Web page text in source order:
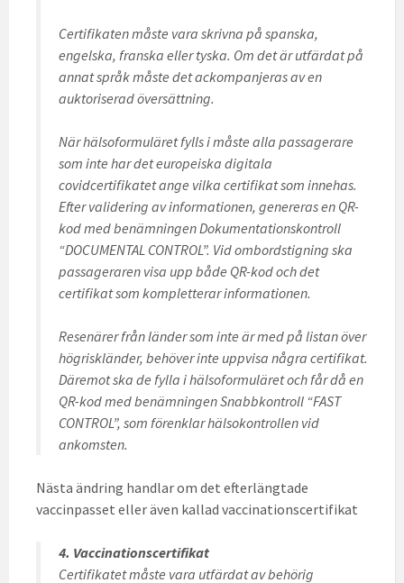
Certifikaten måste vara skrivna på spanska,
engelska, franska eller tyska. Om det är utfärdat på
annat språk måste det ackompanjeras av en
auktoriserad översättning.
När hälsoformuläret fylls i måste alla passagerare
som inte har det europeiska digitala
covidcertifikatet ange vilka certifikat som innehas.
Efter validering av informationen, genereras en QR-
kod med benämningen Dokumentationskontroll
“DOCUMENTAL CONTROL”. Vid ombordstigning ska
passageraren visa upp både QR-kod och det
certifikat som kompletterar informationen.
Resenärer från länder som inte är med på listan över
högriskländer, behöver inte uppvisa några certifikat.
Däremot ska de fylla i hälsoformuläret och får då en
QR-kod med benämningen Snabbkontroll “FAST
CONTROL”, som förenklar hälsokontrollen vid
ankomsten.
Nästa ändring handlar om det efterlängtade
vaccinpasset eller även kallad vaccinationscertifikat
4. Vaccinationscertifikat
Certifikatet måste vara utfärdat av behörig